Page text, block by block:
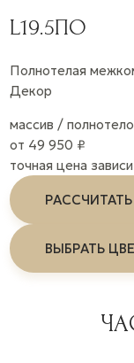
L19.5ПО
Полнотелая
Декор
массив /
от 49 950 ₽
точная цена
ВЫБРАТЬ